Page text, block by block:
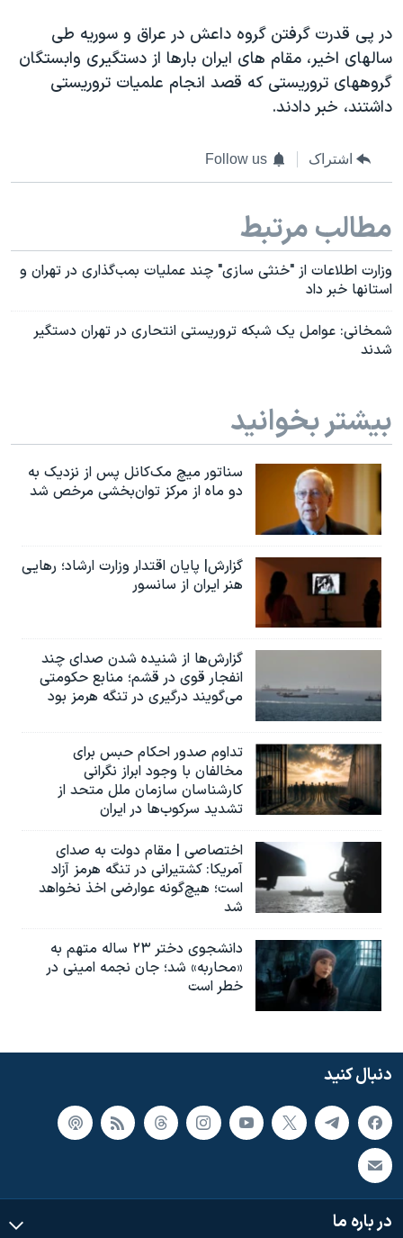
در پی قدرت گرفتن گروه داعش در عراق و سوریه طی
سالهای اخیر، مقام های ایران بارها از دستگیری وابستگان
گروههای تروریستی که قصد انجام علمیات تروریستی
داشتند، خبر دادند.
اشتراک Follow us
مطالب مرتبط
وزارت اطلاعات از "خنثی سازی" چند عملیات بمب‌گذاری در تهران و
استانها خبر داد
شمخانی: عوامل یک شبکه تروریستی انتحاری در تهران دستگیر
شدند
بیشتر بخوانید
سناتور میچ مک‌کانل پس از نزدیک به
دو ماه از مرکز توان‌بخشی مرخص شد
گزارش| پایان اقتدار وزارت ارشاد؛ رهایی
هنر ایران از سانسور
گزارش‌ها از شنیده شدن صدای چند
انفجار قوی در قشم؛ منابع حکومتی
می‌گویند درگیری در تنگه هرمز بود
تداوم صدور احکام حبس برای
مخالفان با وجود ابراز نگرانی
کارشناسان سازمان ملل متحد از
تشدید سرکوب‌ها در ایران
اختصاصی | مقام دولت به صدای
آمریکا: کشتیرانی در تنگه هرمز آزاد
است؛ هیچ‌گونه عوارضی اخذ نخواهد
شد
دانشجوی دختر ۲۳ ساله متهم به
«محاربه» شد؛ جان نجمه امینی در
خطر است
دنبال کنید
در باره ما